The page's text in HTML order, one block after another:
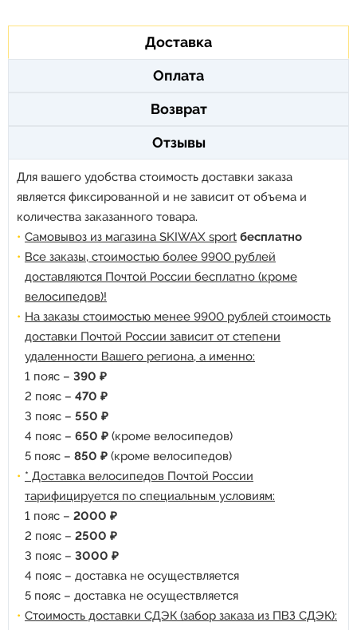
Доставка
Оплата
Возврат
Отзывы
Для вашего удобства стоимость доставки заказа
является фиксированной и не зависит от объема и
количества заказанного товара.
Самовывоз из магазина SKIWAX sport бесплатно
Все заказы, стоимостью более 9900 рублей
доставляются Почтой России бесплатно (кроме
велосипедов)!
На заказы стоимостью менее 9900 рублей стоимость
доставки Почтой России зависит от степени
удаленности Вашего региона, а именно:
1 пояс – 390 ₽
2 пояс – 470 ₽
3 пояс – 550 ₽
4 пояс – 650 ₽ (кроме велосипедов)
5 пояс – 850 ₽ (кроме велосипедов)
* Доставка велосипедов Почтой России
тарифицируется по специальным условиям:
1 пояс – 2000 ₽
2 пояс – 2500 ₽
3 пояс – 3000 ₽
4 пояс – доставка не осуществляется
5 пояс – доставка не осуществляется
Стоимость доставки СДЭК (забор заказа из ПВЗ СДЭК):